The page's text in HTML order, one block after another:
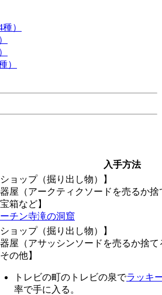
）
）
入手方法
ショップ（掘り出し物）】
屋（アークティクソードを売るか捨
宝箱など】
チン寺滝の洞窟
ショップ（掘り出し物）】
屋（アサッシンソードを売るか捨て
その他】
トレビの町のトレビの泉でラッキ
率で手に入る。